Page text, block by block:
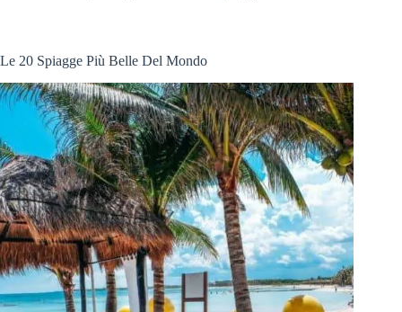
Le 20 Spiagge Più Belle Del Mondo